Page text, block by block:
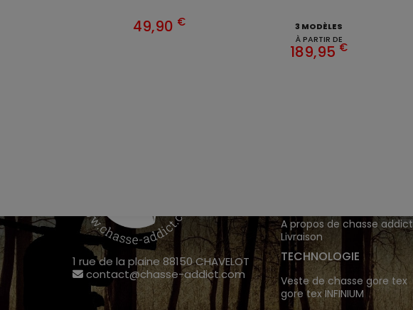
49,90 €
3 MODÈLES
À PARTIR DE
189,95 €
1 rue de la plaine 88150 CHAVELOT
contact@chasse-addict.com
A propos de chasse addict
Livraison
TECHNOLOGIE
Veste de chasse gore tex
gore tex INFINIUM